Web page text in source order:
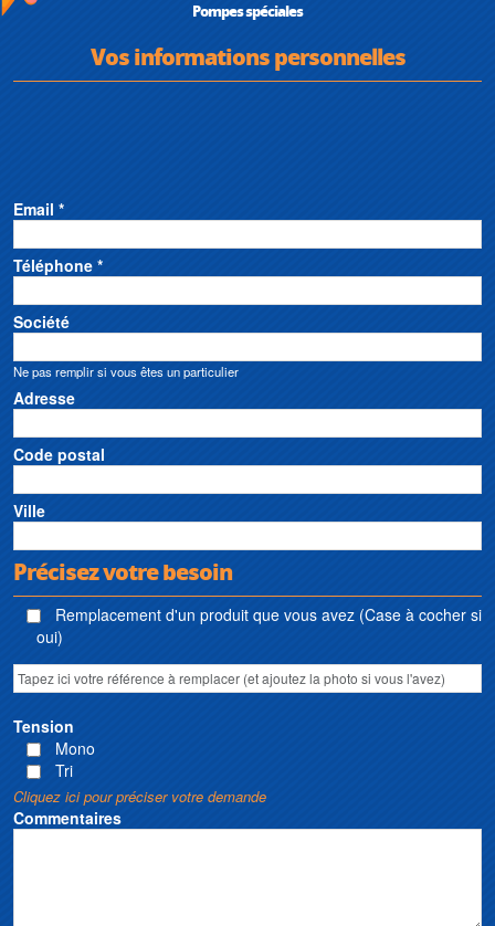
Pompes spéciales
Vos informations personnelles
Email *
Téléphone *
Société
Ne pas remplir si vous êtes un particulier
Adresse
Code postal
Ville
Précisez votre besoin
Remplacement d'un produit que vous avez (Case à cocher si
oui)
Tension
Mono
Tri
Cliquez ici pour préciser votre demande
Commentaires